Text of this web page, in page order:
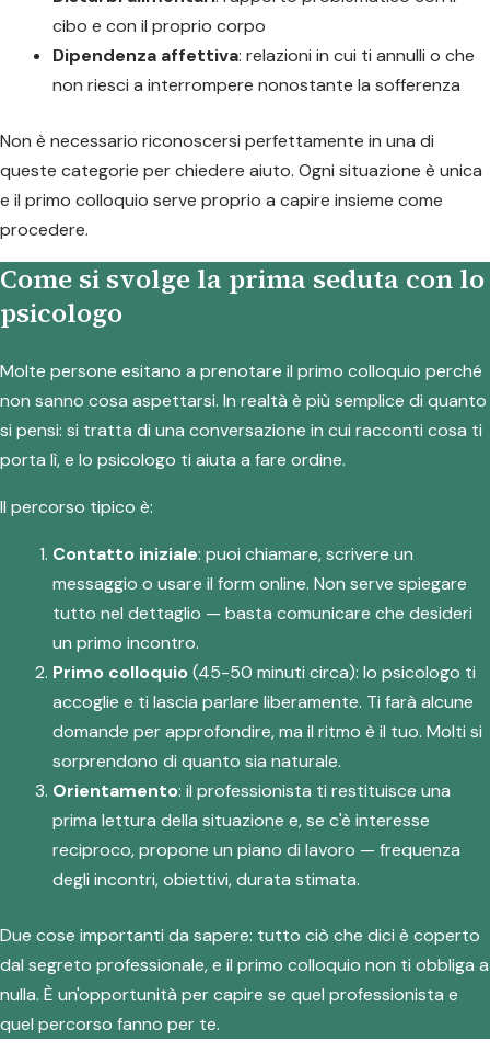
cibo e con il proprio corpo
Dipendenza affettiva: relazioni in cui ti annulli o che
non riesci a interrompere nonostante la sofferenza
Non è necessario riconoscersi perfettamente in una di
queste categorie per chiedere aiuto. Ogni situazione è unica
e il primo colloquio serve proprio a capire insieme come
procedere.
Come si svolge la prima seduta con lo
psicologo
Molte persone esitano a prenotare il primo colloquio perché
non sanno cosa aspettarsi. In realtà è più semplice di quanto
si pensi: si tratta di una conversazione in cui racconti cosa ti
porta lì, e lo psicologo ti aiuta a fare ordine.
Il percorso tipico è:
Contatto iniziale: puoi chiamare, scrivere un
messaggio o usare il form online. Non serve spiegare
tutto nel dettaglio — basta comunicare che desideri
un primo incontro.
Primo colloquio(45-50 minuti circa): lo psicologo ti
accoglie e ti lascia parlare liberamente. Ti farà alcune
domande per approfondire, ma il ritmo è il tuo. Molti si
sorprendono di quanto sia naturale.
Orientamento: il professionista ti restituisce una
prima lettura della situazione e, se c'è interesse
reciproco, propone un piano di lavoro — frequenza
degli incontri, obiettivi, durata stimata.
Due cose importanti da sapere: tutto ciò che dici è coperto
dal segreto professionale, e il primo colloquio non ti obbliga a
nulla. È un'opportunità per capire se quel professionista e
quel percorso fanno per te.